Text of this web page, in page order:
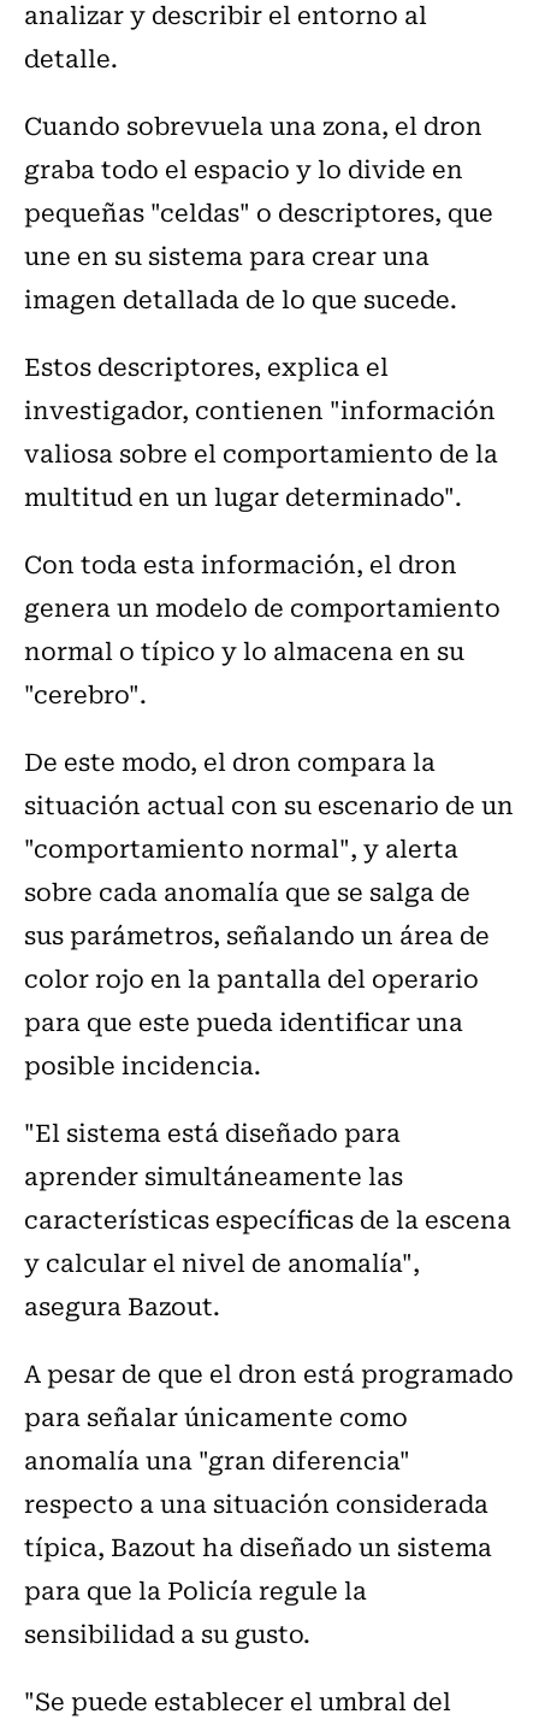
analizar y describir el entorno al
detalle.
Cuando sobrevuela una zona, el dron
graba todo el espacio y lo divide en
pequeñas "celdas" o descriptores, que
une en su sistema para crear una
imagen detallada de lo que sucede.
Estos descriptores, explica el
investigador, contienen "información
valiosa sobre el comportamiento de la
multitud en un lugar determinado".
Con toda esta información, el dron
genera un modelo de comportamiento
normal o típico y lo almacena en su
"cerebro".
De este modo, el dron compara la
situación actual con su escenario de un
"comportamiento normal", y alerta
sobre cada anomalía que se salga de
sus parámetros, señalando un área de
color rojo en la pantalla del operario
para que este pueda identificar una
posible incidencia.
"El sistema está diseñado para
aprender simultáneamente las
características específicas de la escena
y calcular el nivel de anomalía",
asegura Bazout.
A pesar de que el dron está programado
para señalar únicamente como
anomalía una "gran diferencia"
respecto a una situación considerada
típica, Bazout ha diseñado un sistema
para que la Policía regule la
sensibilidad a su gusto.
"Se puede establecer el umbral del